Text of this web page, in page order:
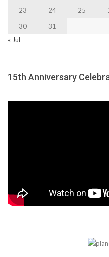
23
24 25
30
31
« Jul
15th Anniversary